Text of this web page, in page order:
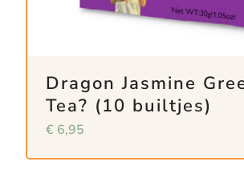
Dragon Jasmine
Tea? (10 builtjes)
€ 6,95